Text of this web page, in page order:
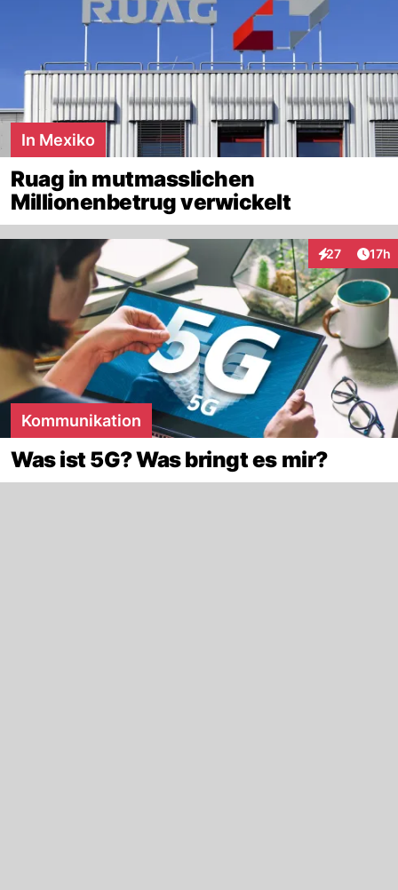
In Mexiko
Ruag in mutmasslichen
Millionenbetrug verwickelt
27
Interaktionen
17h
Kommunikation
Was ist 5G? Was bringt es mir?